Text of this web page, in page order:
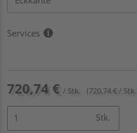
Services
720,74 € / Stk. (720,74 € /
Stk.